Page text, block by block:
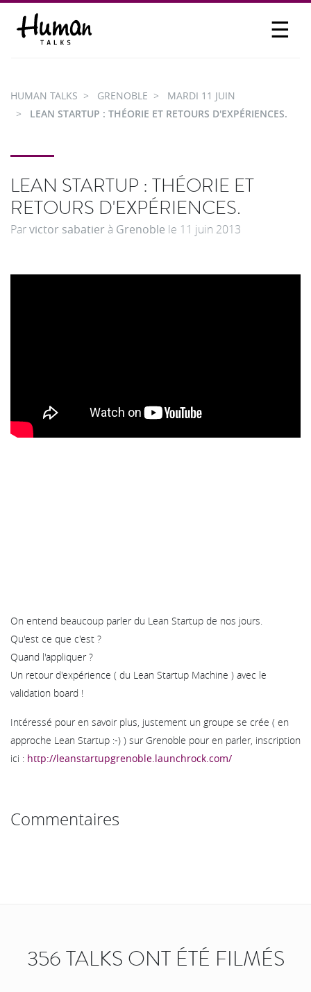
☰
PARTICIPER
HUMAN TALKS GRENOBLE
MARDI 11 JUIN
LEAN STARTUP : THÉORIE ET RETOURS D'EXPÉRIENCES.
LEAN STARTUP : THÉORIE ET
RETOURS D'EXPÉRIENCES.
Parvictor sabatier à Grenoble le 11 juin 2013
On entend beaucoup parler du Lean Startup de nos jours.
Qu'est ce que c'est ?
Quand l'appliquer ?
Un retour d'expérience ( du Lean Startup Machine ) avec le
validation board !
Intéressé pour en savoir plus, justement un groupe se crée ( en
approche Lean Startup :-) ) sur Grenoble pour en parler, inscription
ici : http://leanstartupgrenoble.launchrock.com/
Commentaires
356 TALKS ONT ÉTÉ FILMÉS